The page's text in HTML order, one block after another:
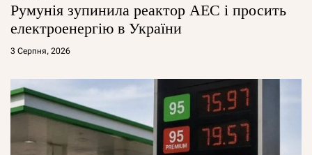
Румунія зупинила реактор АЕС і просить
електроенергію в України
3 Серпня, 2026